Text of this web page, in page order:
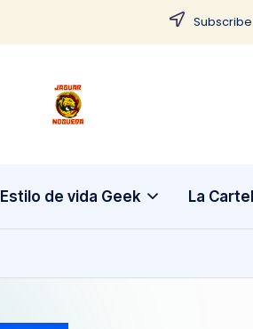
J
g
u
a
CONTENIDO
Estilo de vida Geek La